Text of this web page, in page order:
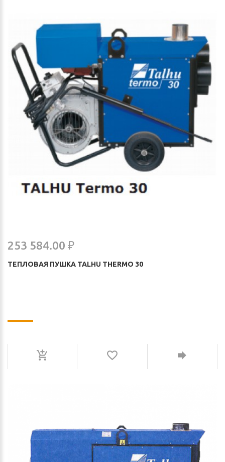
253 584.00 ₽
ТЕПЛОВАЯ ПУШКА TALHU THERMO 30